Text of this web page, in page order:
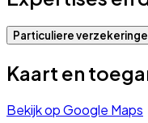
Particuliere
Kaart en
Bekijk op Google Maps